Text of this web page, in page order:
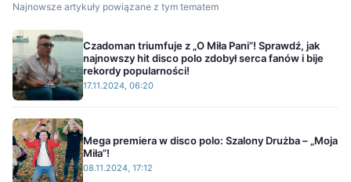
Najnowsze artykuły powiązane z tym tematem
Czadoman triumfuje z „O Miła Pani”! Sprawdź, jak
najnowszy hit disco polo zdobył serca fanów i bije
rekordy popularności!
17.11.2024, 06:20
Mega premiera w disco polo: Szalony Drużba – „Moja
Miła”!
08.11.2024, 17:12